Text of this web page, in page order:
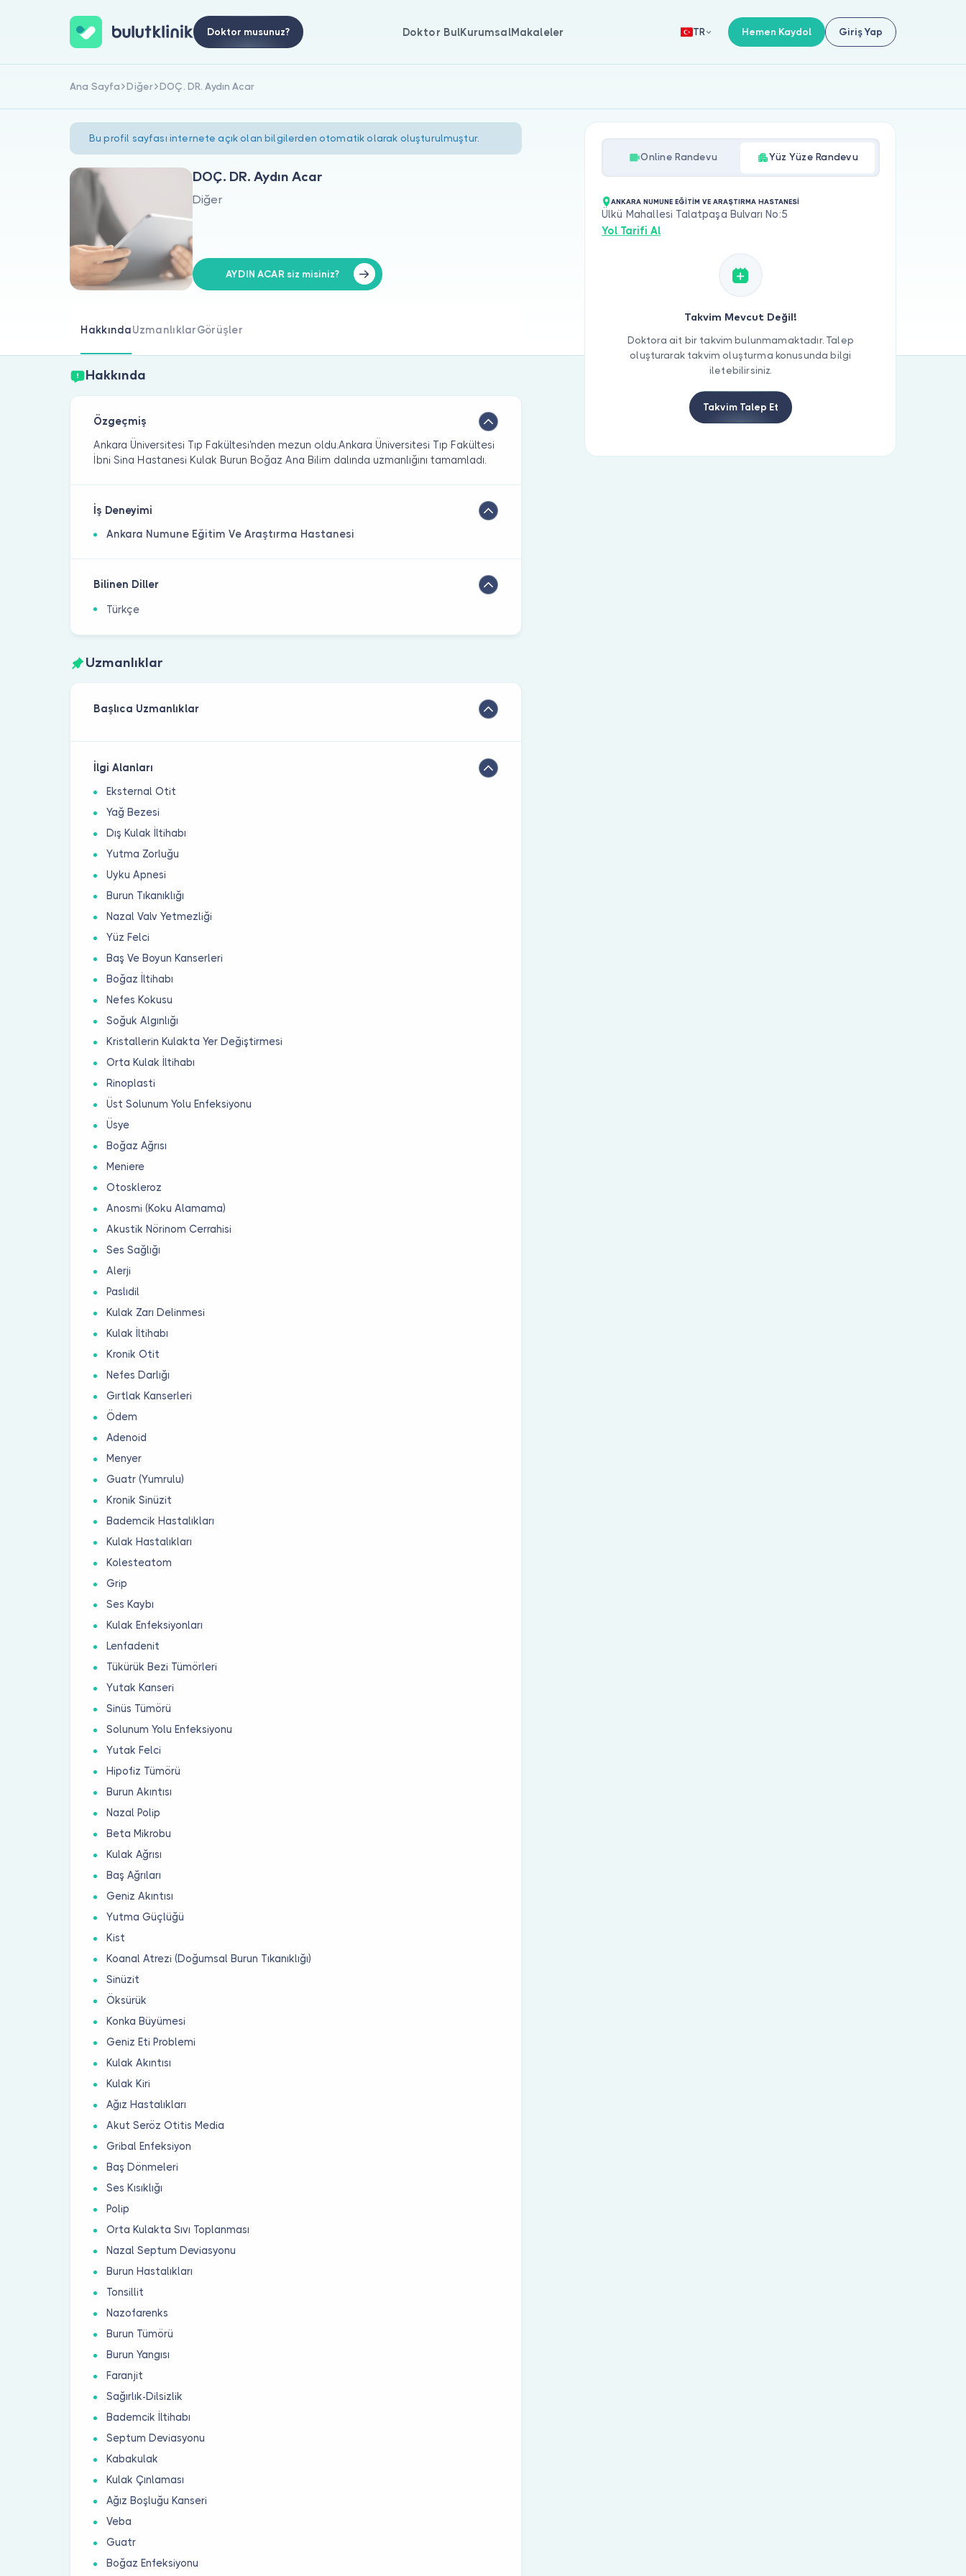
Doktor musunuz? Doktor BulKurumsalMakaleler TR Hemen Kaydol Giriş Yap
Ana Sayfa Diğer DOÇ. DR. Aydın Acar
Bu profil sayfası internete açık olan bilgilerden otomatik olarak oluşturulmuştur.
DOÇ. DR. Aydın Acar
Diğer
AYDIN ACAR siz misiniz?
HakkındaUzmanlıklarGörüşler
Hakkında
Özgeçmiş
Ankara Üniversitesi Tıp Fakültesi'nden mezun oldu.Ankara Üniversitesi Tıp Fakültesi
İbni Sina Hastanesi Kulak Burun Boğaz Ana Bilim dalında uzmanlığını tamamladı.
İş Deneyimi
Ankara Numune Eğitim Ve Araştırma Hastanesi
Bilinen Diller
Türkçe
Uzmanlıklar
Başlıca Uzmanlıklar
İlgi Alanları
Eksternal Otit
Yağ Bezesi
Dış Kulak İltihabı
Yutma Zorluğu
Uyku Apnesi
Burun Tıkanıklığı
Nazal Valv Yetmezliği
Yüz Felci
Baş Ve Boyun Kanserleri
Boğaz İltihabı
Nefes Kokusu
Soğuk Algınlığı
Kristallerin Kulakta Yer Değiştirmesi
Orta Kulak İltihabı
Rinoplasti
Üst Solunum Yolu Enfeksiyonu
Üsye
Boğaz Ağrısı
Meniere
Otoskleroz
Anosmi (Koku Alamama)
Akustik Nörinom Cerrahisi
Ses Sağlığı
Alerji
Paslıdil
Kulak Zarı Delinmesi
Kulak İltihabı
Kronik Otit
Nefes Darlığı
Gırtlak Kanserleri
Ödem
Adenoid
Menyer
Guatr (Yumrulu)
Kronik Sinüzit
Bademcik Hastalıkları
Kulak Hastalıkları
Kolesteatom
Grip
Ses Kaybı
Kulak Enfeksiyonları
Lenfadenit
Tükürük Bezi Tümörleri
Yutak Kanseri
Sinüs Tümörü
Solunum Yolu Enfeksiyonu
Yutak Felci
Hipofiz Tümörü
Burun Akıntısı
Nazal Polip
Beta Mikrobu
Kulak Ağrısı
Baş Ağrıları
Geniz Akıntısı
Yutma Güçlüğü
Kist
Koanal Atrezi (Doğumsal Burun Tıkanıklığı)
Sinüzit
Öksürük
Konka Büyümesi
Geniz Eti Problemi
Kulak Akıntısı
Kulak Kiri
Ağız Hastalıkları
Akut Seröz Otitis Media
Gribal Enfeksiyon
Baş Dönmeleri
Ses Kısıklığı
Polip
Orta Kulakta Sıvı Toplanması
Nazal Septum Deviasyonu
Burun Hastalıkları
Tonsillit
Nazofarenks
Burun Tümörü
Burun Yangısı
Faranjit
Sağırlık-Dilsizlik
Bademcik İltihabı
Septum Deviasyonu
Kabakulak
Kulak Çınlaması
Ağız Boşluğu Kanseri
Veba
Guatr
Boğaz Enfeksiyonu
Online Randevu Yüz Yüze Randevu
ANKARA NUMUNE EĞİTİM VE ARAŞTIRMA HASTANESİ
Ülkü Mahallesi Talatpaşa Bulvarı No:5
Yol Tarifi Al
Takvim Mevcut Değil!
Doktora ait bir takvim bulunmamaktadır. Talep
oluşturarak takvim oluşturma konusunda bilgi
iletebilirsiniz.
Takvim Talep Et